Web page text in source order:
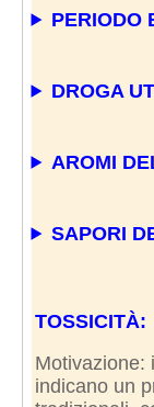
PERIODO
DROGA
AROMI
SAPORI
TOSSICITÀ:
Motivazione:
indicano un